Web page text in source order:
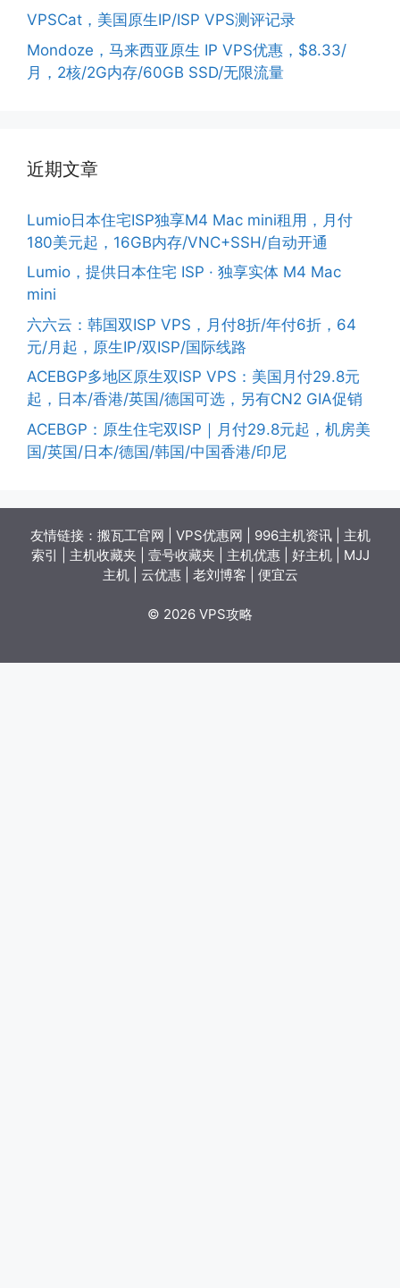
VPSCat，美国原生IP/ISP VPS测评记录
Mondoze，马来西亚原生 IP VPS优惠，$8.33/
月，2核/2G内存/60GB SSD/无限流量
近期文章
Lumio日本住宅ISP独享M4 Mac mini租用，月付
180美元起，16GB内存/VNC+SSH/自动开通
Lumio，提供日本住宅 ISP · 独享实体 M4 Mac
mini
六六云：韩国双ISP VPS，月付8折/年付6折，64
元/月起，原生IP/双ISP/国际线路
ACEBGP多地区原生双ISP VPS：美国月付29.8元
起，日本/香港/英国/德国可选，另有CN2 GIA促销
ACEBGP：原生住宅双ISP｜月付29.8元起，机房美
国/英国/日本/德国/韩国/中国香港/印尼
友情链接： 搬瓦工官网 VPS优惠网 996主机资讯| 主机
索引
主机收藏夹 壹号收藏夹 主机优惠| 好主机| MJJ
主机| 云优惠| 老刘博客 便宜云
© 2026 VPS攻略